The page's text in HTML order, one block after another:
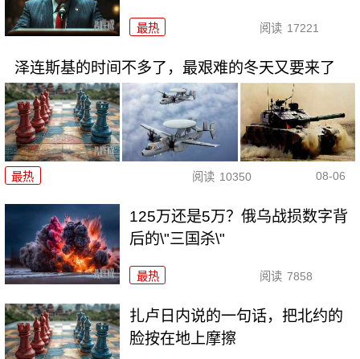
最热 阅读 17221
泽连斯基的时间不多了，最艰难的冬天又要来了
最热 阅读 10350 08-06
125万还是5万？俄乌战损数字背
后的\"三国杀\"
最热 阅读 7858
扎卢日内说的一句话，把北约的
脸按在地上摩擦